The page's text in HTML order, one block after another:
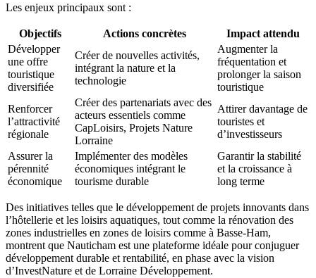
Les enjeux principaux sont :
Objectifs Actions concrètes
Impact attendu
Développer
une offre
touristique
diversifiée
Créer de nouvelles activités,
intégrant la nature et la
technologie
Augmenter la
fréquentation et
prolonger la saison
touristique
Renforcer
l’attractivité
régionale
Créer des partenariats avec des
acteurs essentiels comme
CapLoisirs, Projets Nature
Lorraine
Attirer davantage de
touristes et
d’investisseurs
Assurer la
pérennité
économique
Implémenter des modèles
économiques intégrant le
tourisme durable
Garantir la stabilité
et la croissance à
long terme
Des initiatives telles que le développement de projets innovants dans
l’hôtellerie et les loisirs aquatiques, tout comme la rénovation des
zones industrielles en zones de loisirs comme à Basse-Ham,
montrent que Nauticham est une plateforme idéale pour conjuguer
développement durable et rentabilité, en phase avec la vision
d’InvestNature et de Lorraine Développement.